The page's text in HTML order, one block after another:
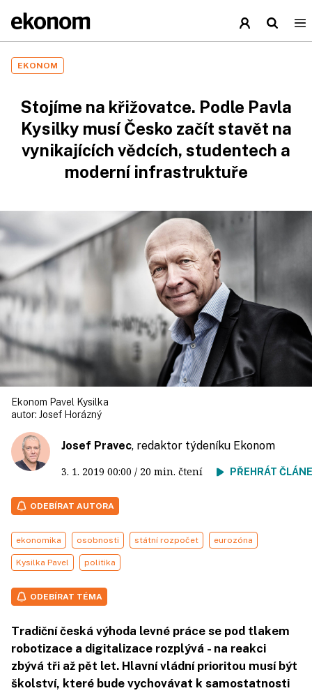
EKONOM
Stojíme na křižovatce. Podle Pavla
Kysilky musí Česko začít stavět na
vynikajících vědcích, studentech a
moderní infrastruktuře
Ekonom Pavel Kysilka
autor: Josef Horázný
Josef Pravec, redaktor týdeníku Ekonom
3. 1. 2019 00:00 / 20 min. čtení PŘEHRÁT
ODEBÍRAT AUTORA
ekonomika osobnosti státní rozpočet eurozóna
Kysilka Pavel politika
ODEBÍRAT TÉMA
Tradiční česká výhoda levné práce se pod tlakem
robotizace a digitalizace rozplývá - na reakci
zbývá tři až pět let. Hlavní vládní prioritou musí být
školství, které bude vychovávat k samostatnosti